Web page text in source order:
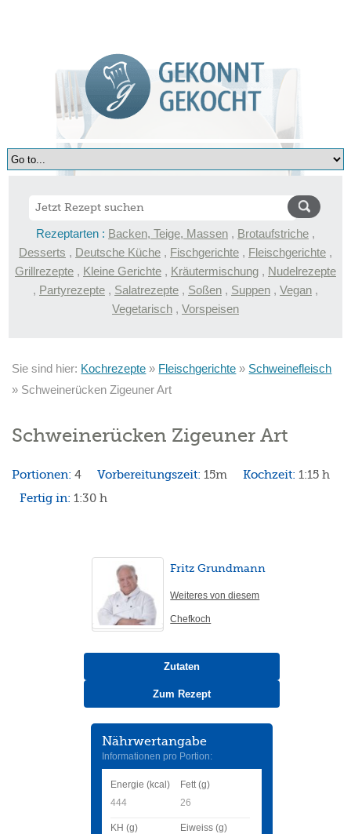
Rezeptarten : Backen, Teige, Massen , Brotaufstriche ,
Desserts , Deutsche Küche , Fischgerichte , Fleischgerichte ,
Grillrezepte , Kleine Gerichte , Kräutermischung , Nudelrezepte
, Partyrezepte , Salatrezepte , Soßen , Suppen , Vegan ,
Vegetarisch , Vorspeisen
Sie sind hier: Kochrezepte » Fleischgerichte » Schweinefleisch
» Schweinerücken Zigeuner Art
Schweinerücken Zigeuner Art
Portionen:4 Vorbereitungszeit:15m Kochzeit:1:15 h
Fertig in:1:30 h
Fritz Grundmann
Weiteres von diesem
Chefkoch
Zutaten
Zum Rezept
Nährwertangabe
Informationen pro Portion:
Energie (kcal)
444
Fett (g)
26
KH (g)
Eiweiss (g)